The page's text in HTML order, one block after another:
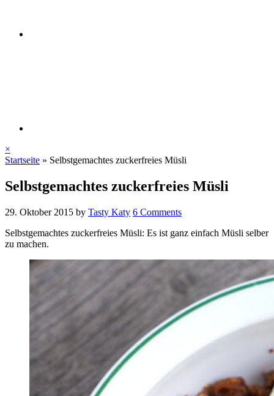
×
Startseite » Selbstgemachtes zuckerfreies Müsli
Selbstgemachtes zuckerfreies Müsli
29. Oktober 2015 by Tasty Katy 6 Comments
Selbstgemachtes zuckerfreies Müsli: Es ist ganz einfach Müsli selber
zu machen.